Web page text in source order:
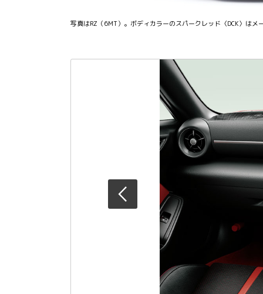
写真はRZ（6MT）。ボディカラーのスパークレッド〈DCK〉はメ